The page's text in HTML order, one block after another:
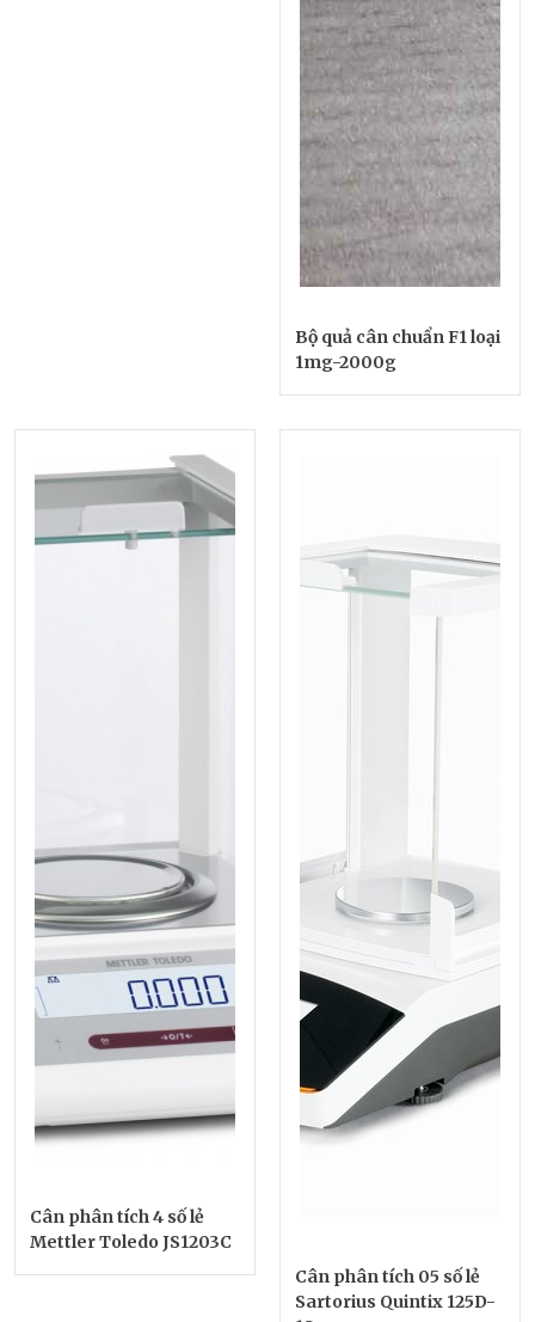
Bộ quả cân chuẩn F1 loại
1mg-2000g
Cân phân tích 4 số lẻ
Mettler Toledo JS1203C
Cân phân tích 05 số lẻ
Sartorius Quintix 125D-